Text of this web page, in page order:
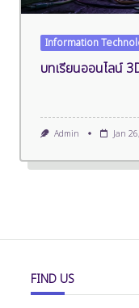
Information
บทเรียนออนไลน์
Admin Jan
FIND US